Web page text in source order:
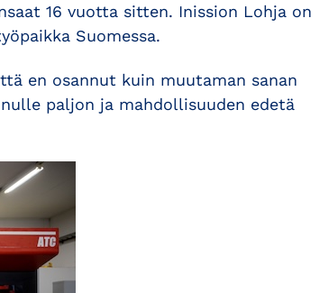
16 vuotta sitten. Inission Lohja on
Suomessa.
en osannut kuin muutaman sanan
paljon ja mahdollisuuden edetä